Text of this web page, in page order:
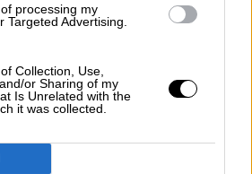
processing my
Targeted Advertising.
Collection, Use,
or Sharing of my
Is Unrelated with the
it was collected.
sanidad publica
Centros de Salud
Atención Primaria
RELACIONADAS